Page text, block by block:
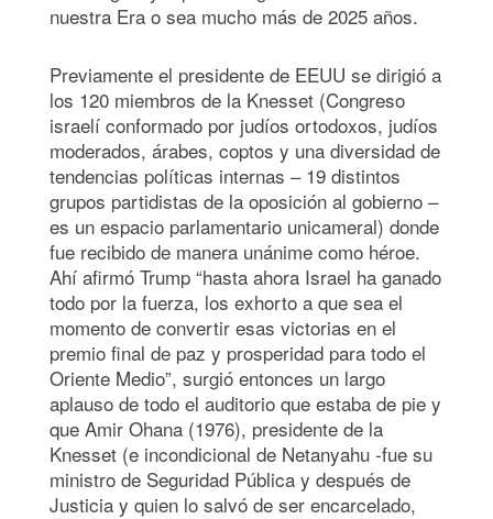
nuestra Era o sea mucho más de 2025 años.
Previamente el presidente de EEUU se dirigió a
los 120 miembros de la Knesset (Congreso
israelí conformado por judíos ortodoxos, judíos
moderados, árabes, coptos y una diversidad de
tendencias políticas internas – 19 distintos
grupos partidistas de la oposición al gobierno –
es un espacio parlamentario unicameral) donde
fue recibido de manera unánime como héroe.
Ahí afirmó Trump “hasta ahora Israel ha ganado
todo por la fuerza, los exhorto a que sea el
momento de convertir esas victorias en el
premio final de paz y prosperidad para todo el
Oriente Medio”, surgió entonces un largo
aplauso de todo el auditorio que estaba de pie y
que Amir Ohana (1976), presidente de la
Knesset (e incondicional de Netanyahu -fue su
ministro de Seguridad Pública y después de
Justicia y quien lo salvó de ser encarcelado,